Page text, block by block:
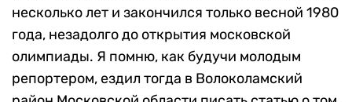
несколько лет и закончился только весной 1980
года, незадолго до открытия московской
олимпиады. Я помню, как будучи молодым
репортером, ездил тогда в Волоколамский